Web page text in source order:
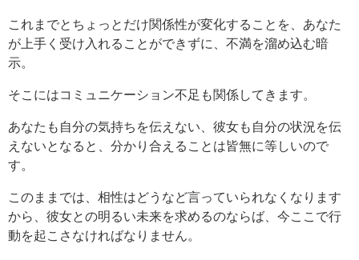
これまでとちょっとだけ関係性が変化することを、あなた
が上手く受け入れることができずに、不満を溜め込む暗
示。
そこにはコミュニケーション不足も関係してきます。
あなたも自分の気持ちを伝えない、彼女も自分の状況を伝
えないとなると、分かり合えることは皆無に等しいので
す。
このままでは、相性はどうなど言っていられなくなります
から、彼女との明るい未来を求めるのならば、今ここで行
動を起こさなければなりません。